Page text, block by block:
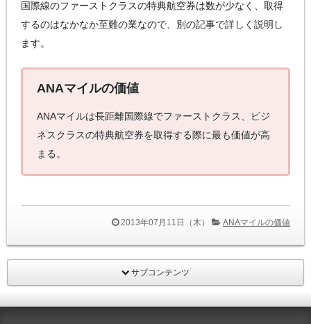
国際線のファーストクラスの特典航空券は数が少なく、取得
するのはなかなか至難の業なので、別の記事で詳しく説明し
ます。
ANAマイルの価値
ANAマイルは長距離国際線でファーストクラス、ビジ
ネスクラスの特典航空券を取得する際に最も価値が高
まる。
2013年07月11日（木） ANAマイルの価値
サブコンテンツ